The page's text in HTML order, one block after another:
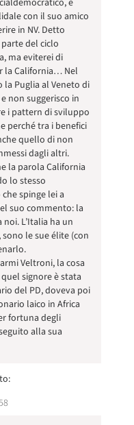
con il suo amico
in NV. Detto
del ciclo
ma eviterei di
la California… Nel
Puglia al Veneto di
non suggerisco in
i pattern di sviluppo
perché tra i benefici
quello di non
dagli altri.
la parola California
lo stesso
spinge lei a
suo commento: la
L’Italia ha un
le sue élite (con
Veltroni, la cosa
signore è stata
del PD, doveva poi
laico in Africa
fortuna degli
alla sua